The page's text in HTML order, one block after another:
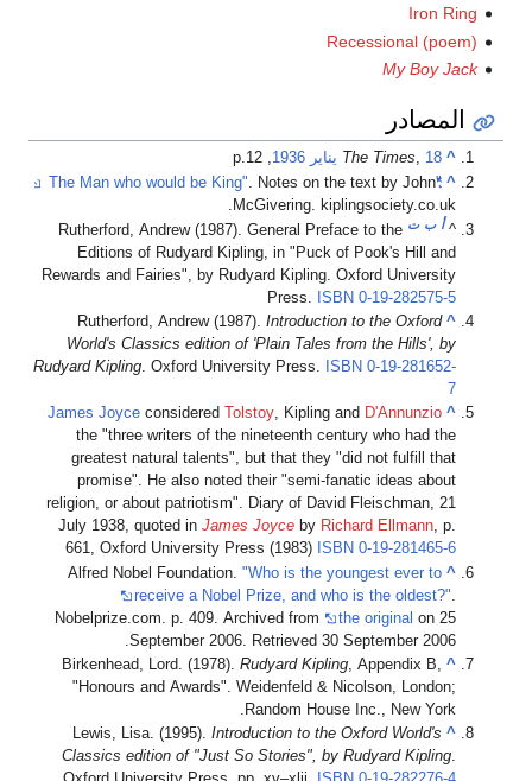
Iron Ring
Recessional (poem)
My Boy Jack
المصادر
^
The Times, 18 يناير 1936
, p.12
^
"The Man who would be King"
. Notes on the text by John
McGivering. kiplingsociety.co.uk.
^أ ب ت Rutherford, Andrew (1987). General Preface to the
Editions of Rudyard Kipling, in "Puck of Pook's Hill and
Rewards and Fairies", by Rudyard Kipling. Oxford University
Press.
ISBN 0-19-282575-5
^
Rutherford, Andrew (1987). Introduction to the Oxford
World's Classics edition of 'Plain Tales from the Hills', by
Rudyard Kipling. Oxford University Press. ISBN 0-19-281652-
7
^
James Joyceconsidered Tolstoy, Kipling and D'Annunzio
the "three writers of the nineteenth century who had the
greatest natural talents", but that they "did not fulfill that
promise". He also noted their "semi-fanatic ideas about
religion, or about patriotism". Diary of David Fleischman, 21
July 1938, quoted in James Joyceby Richard Ellmann, p.
661, Oxford University Press (1983) ISBN 0-19-281465-6
^
Alfred Nobel Foundation. "Who is the youngest ever to
receive a Nobel Prize, and who is the oldest?"
Nobelprize.com. p. 409. Archived from
the original on 25
September 2006. Retrieved 30 September2006
^
Birkenhead, Lord. (1978). Rudyard Kipling, Appendix B,
"Honours and Awards". Weidenfeld & Nicolson, London;
Random House Inc., New York.
^
Lewis, Lisa. (1995). Introduction to the Oxford World's
Classics edition of "Just So Stories", by Rudyard Kipling.